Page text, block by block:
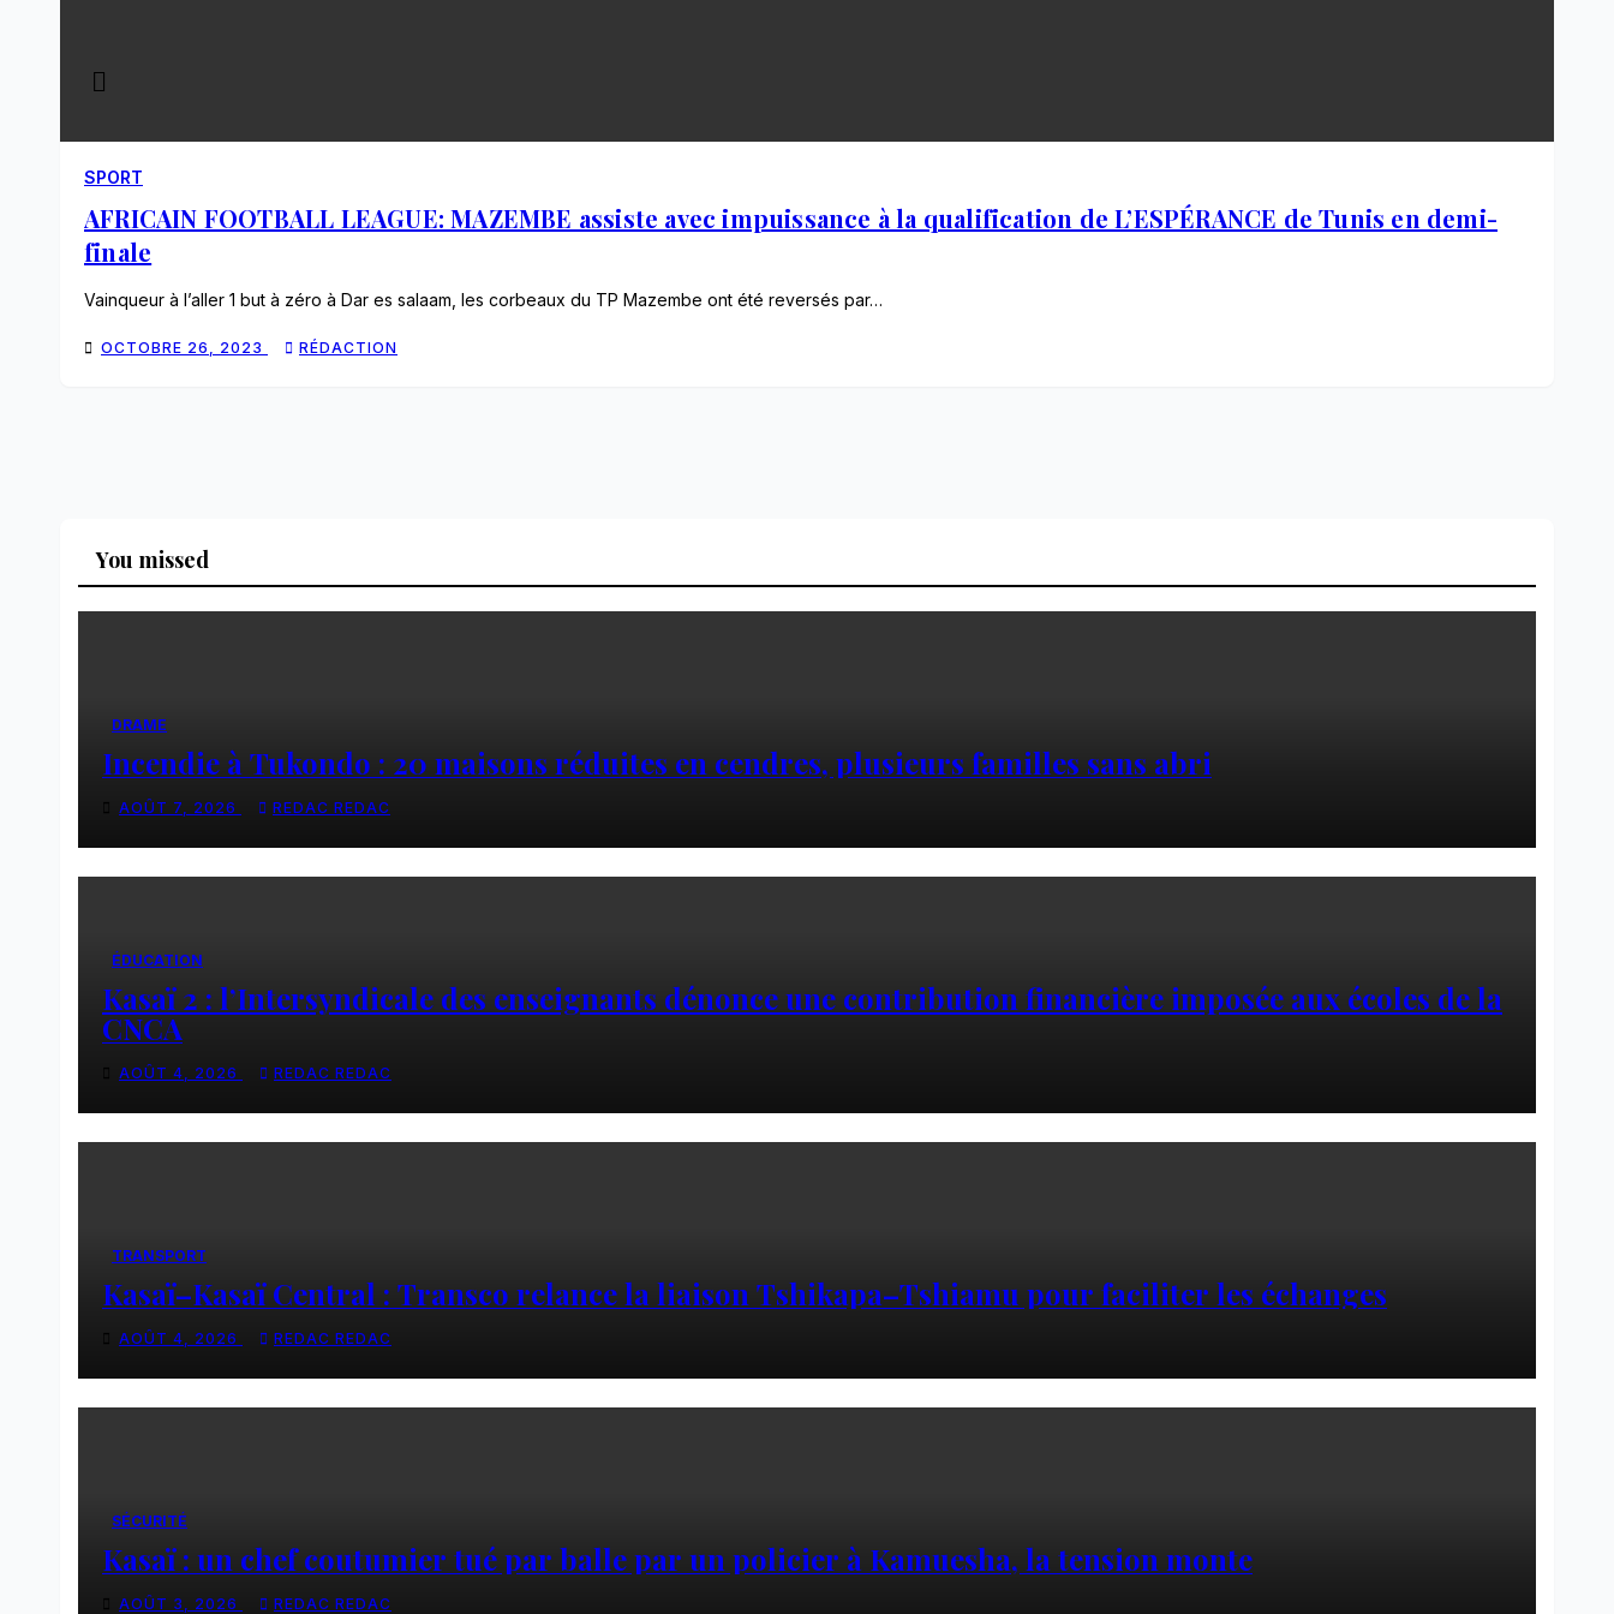
SPORT
AFRICAIN FOOTBALL LEAGUE: MAZEMBE assiste avec impuissance à la qualification de L’ESPÉRANCE de Tunis en demi-
finale
Vainqueur à l’aller 1 but à zéro à Dar es salaam, les corbeaux du TP Mazembe ont été reversés par…
OCTOBRE 26, 2023 RÉDACTION
You missed
DRAME
Incendie à Tukondo : 20 maisons réduites en cendres, plusieurs familles sans abri
AOÛT 7, 2026 REDAC REDAC
ÉDUCATION
Kasaï 2 : l’Intersyndicale des enseignants dénonce une contribution financière imposée aux écoles de la
CNCA
AOÛT 4, 2026 REDAC REDAC
TRANSPORT
Kasaï–Kasaï Central : Transco relance la liaison Tshikapa–Tshiamu pour faciliter les échanges
AOÛT 4, 2026 REDAC REDAC
SÉCURITÉ
Kasaï : un chef coutumier tué par balle par un policier à Kamuesha, la tension monte
AOÛT 3, 2026 REDAC REDAC